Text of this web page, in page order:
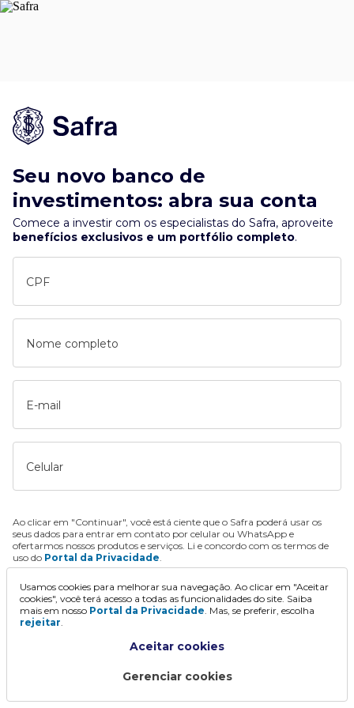
Seu novo banco de
investimentos: abra sua conta
Comece a investir com os especialistas do Safra, aproveite
benefícios exclusivos e um portfólio completo.
CPF
Nome completo
E-mail
Celular
Ao clicar em "Continuar", você está ciente que o Safra poderá usar os
seus dados para entrar em contato por celular ou WhatsApp e
ofertarmos nossos produtos e serviços. Li e concordo com os termos de
uso do Portal da Privacidade.
Continuar
Usamos cookies para melhorar sua navegação. Ao clicar em "Aceitar
cookies", você terá acesso a todas as funcionalidades do site. Saiba
mais em nosso Portal da Privacidade. Mas, se preferir, escolha
rejeitar.
Aceitar cookies
Gerenciar cookies